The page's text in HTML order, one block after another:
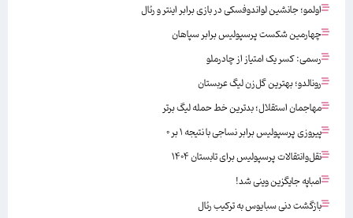
اولمو؛ جانشین لواندوفسکی در بازی برابر اینتر و رئال
چهارمین شکست پرسپولیس برابر سپاهان
رسمی: کسر یک امتیاز از چادرملو
رونالدو؛ بهترین گل‌زن لیگ عربستان
مهاجمان استقلال؛ بدترین خط حمله لیگ برتر
پیروزی پرسپولیس برابر نساجی با نتیجه ۱ بر ۰
نقل‌وانتقالات پرسپولیس برای تابستان ۱۴۰۴
امباپه جایگزین وینی شد!
بازگشت دنی سبایوس به ترکیب رئال